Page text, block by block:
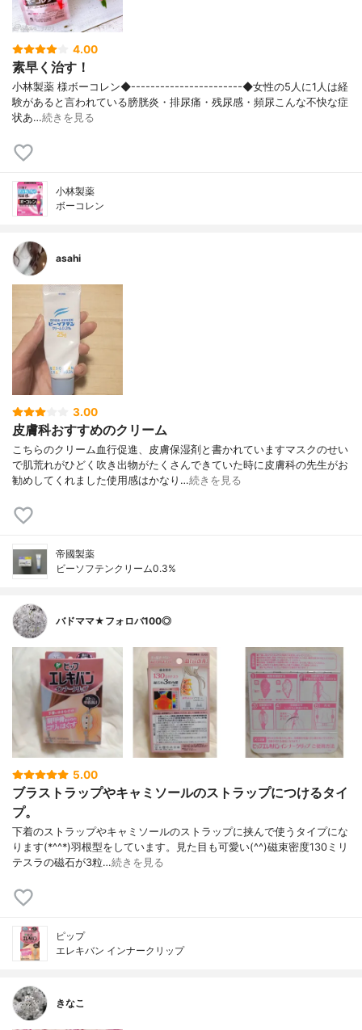
4.00
素早く治す！
小林製薬 様ボーコレン◆-----------------------◆女性の5人に1人は経
験があると言われている膀胱炎・排尿痛・残尿感・頻尿こんな不快な症
状あ…続きを見る
小林製薬
ボーコレン
asahi
3.00
皮膚科おすすめのクリーム
こちらのクリーム血行促進、皮膚保湿剤と書かれていますマスクのせい
で肌荒れがひどく吹き出物がたくさんできていた時に皮膚科の先生がお
勧めしてくれました使用感はかなり…続きを見る
帝國製薬
ビーソフテンクリーム0.3%
バドママ★フォロバ100◎
5.00
ブラストラップやキャミソールのストラップにつけるタイ
プ。
下着のストラップやキャミソールのストラップに挟んで使うタイプにな
ります(*^^*)羽根型をしています。見た目も可愛い(^^)磁束密度130ミリ
テスラの磁石が3粒…続きを見る
ピップ
エレキバン インナークリップ
きなこ